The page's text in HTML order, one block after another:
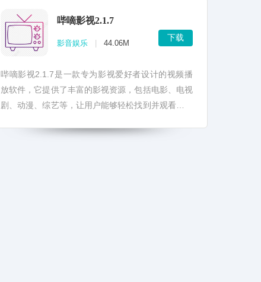
哔嘀影视2.1.7
影音娱乐 44.06M
下载
哔嘀影视2.1.7是一款专为影视爱好者设计的视频播
放软件，它提供了丰富的影视资源，包括电影、电视
剧、动漫、综艺等，让用户能够轻松找到并观看自己